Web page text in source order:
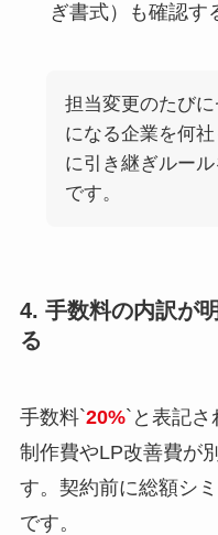
ぎ書式）も確認す
担当変更のたび
になる企業を何
に引き継ぎルー
です。
4. 手数料の内訳が
る
手数料`20%`と表記さ
制作費やLP改善費が
す。契約前に総額シ
です。